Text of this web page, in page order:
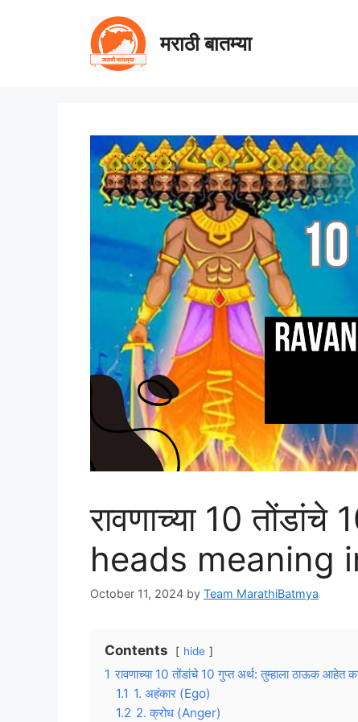
मराठी बातम्या
रावणाच्या 10
heads meaning
October 11, 2024 by Team MarathiBatmya
Contents hide
1 रावणाच्या 10 तोंडांचे 10 गुप्त अर्थ: तुम्हाला ठाऊक आहेत
1.1 1. अहंकार (Ego)
1.2 2. क्रोध (Anger)